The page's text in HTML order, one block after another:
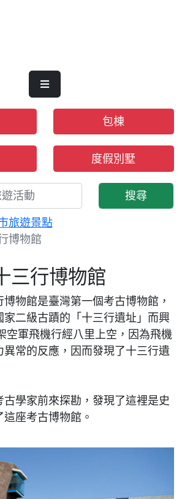
包棟
度假別墅
搜尋
旅遊景點
博物館
三行博物館
物館是臺灣第一個考古博物館，
家二級古蹟的「十三行遺址」而興
空軍飛機行經八里上空，因為飛機
異常的反應，因而發現了十三行遺
學家前來探勘，發現了這裡是史
座考古博物館。